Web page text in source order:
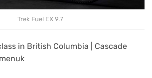
Trek Fuel EX 9.7
in British Columbia | Cascade